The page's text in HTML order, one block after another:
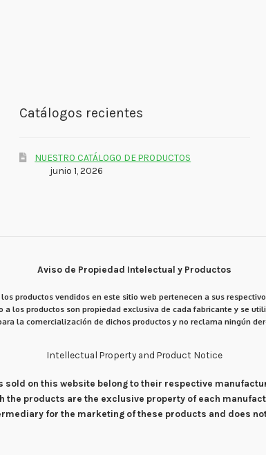
Catálogos recientes
NUESTRO CATÁLOGO DE PRODUCTOS
junio 1, 2026
Aviso de Propiedad Intelectual y Productos
productos vendidos en este sitio web pertenecen a sus
los productos son propiedad exclusiva de cada fabricante y se
la comercialización de dichos productos y no reclama ningún
Intellectual Property and Product Notice
on this website belong to their respective
the products are the exclusive property of each
for the marketing of these products and does